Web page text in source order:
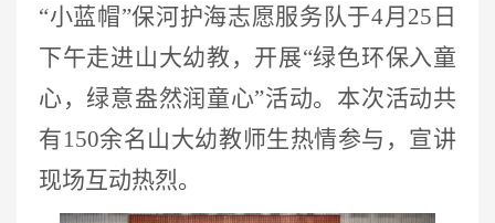
“小蓝帽”保河护海志愿服务队于4月25日
下午走进山大幼教，开展“绿色环保入童
心，绿意盎然润童心”活动。本次活动共
有150余名山大幼教师生热情参与，宣讲
现场互动热烈。